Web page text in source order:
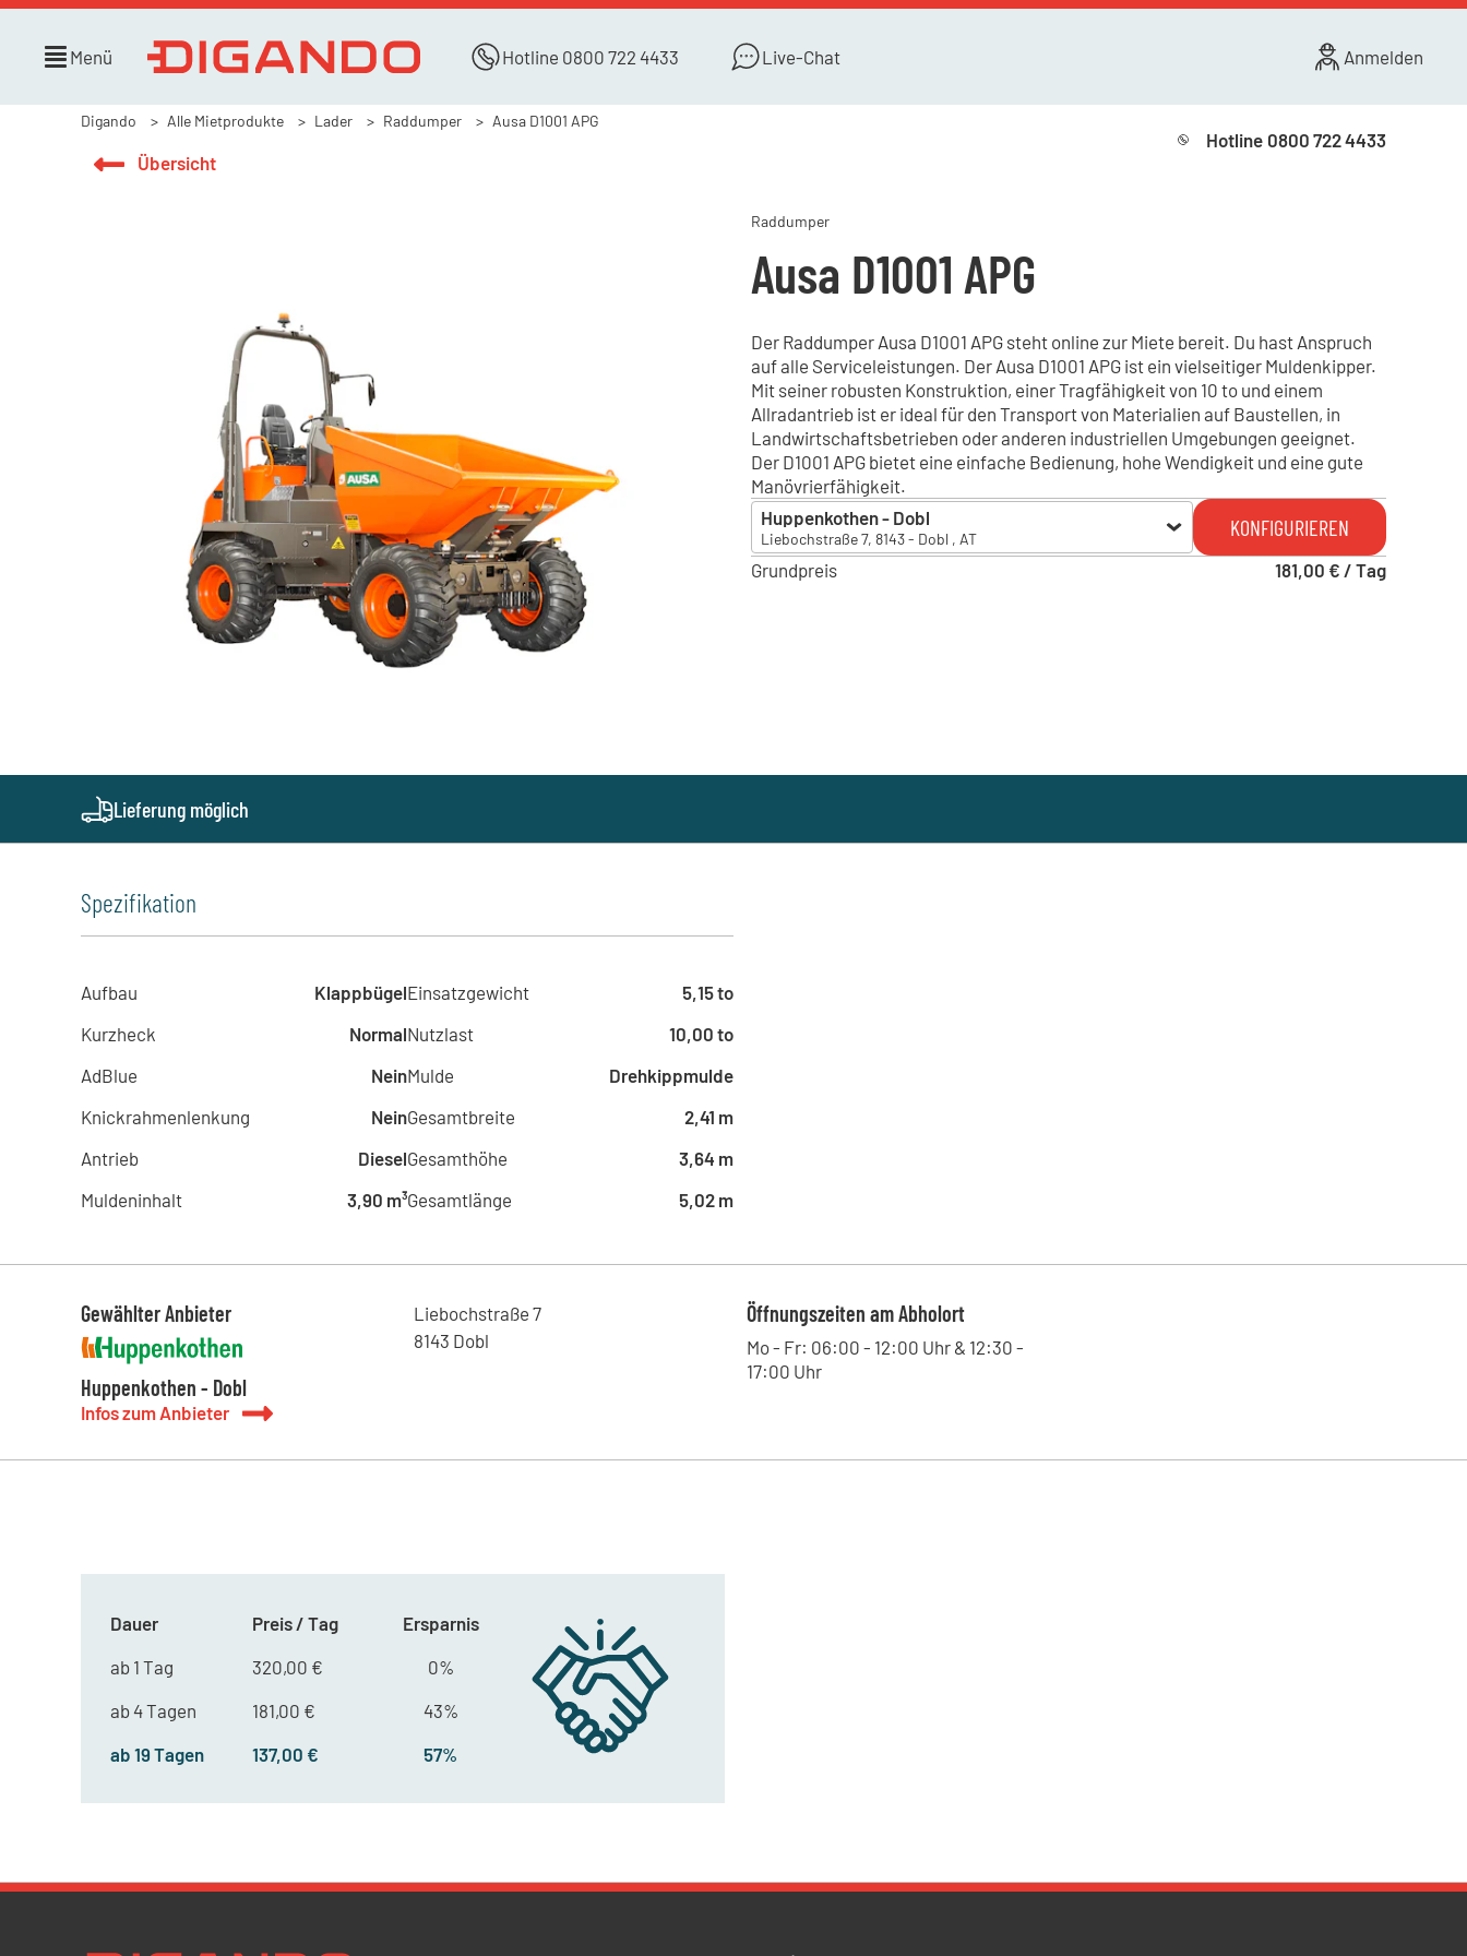
Menü Hotline 0800 722 4433 Live-Chat Anmelden
Digando Alle Mietprodukte Lader Raddumper Ausa D1001 APG
Übersicht
Hotline 0800 722 4433
Raddumper
Ausa D1001 APG
Der Raddumper Ausa D1001 APG steht online zur Miete bereit. Du hast Anspruch
auf alle Serviceleistungen. Der Ausa D1001 APG ist ein vielseitiger Muldenkipper.
Mit seiner robusten Konstruktion, einer Tragfähigkeit von 10 to und einem
Allradantrieb ist er ideal für den Transport von Materialien auf Baustellen, in
Landwirtschaftsbetrieben oder anderen industriellen Umgebungen geeignet.
Der D1001 APG bietet eine einfache Bedienung, hohe Wendigkeit und eine gute
Manövrierfähigkeit.
Huppenkothen - Dobl
Liebochstraße 7, 8143 - Dobl , AT
Huppenkothen - Dobl
KONFIGURIEREN
Grundpreis 181,00 € / Tag
Lieferung möglich
Spezifikation
Aufbau
Klappbügel
Kurzheck
Normal
AdBlue
Nein
Knickrahmenlenkung
Nein
Antrieb
Diesel
Muldeninhalt
3,90 m³
Einsatzgewicht
5,15 to
Nutzlast
10,00 to
Mulde
Drehkippmulde
Gesamtbreite
2,41 m
Gesamthöhe
3,64 m
Gesamtlänge
5,02 m
Gewählter Anbieter
Huppenkothen - Dobl
Infos zum Anbieter
Liebochstraße 7
8143 Dobl
Öffnungszeiten am Abholort
Mo - Fr: 06:00 - 12:00 Uhr & 12:30 -
17:00 Uhr
Dauer Preis / Tag
Ersparnis
ab 1 Tag
320,00 €
0%
ab 4 Tagen
181,00 €
43%
ab 19 Tagen
137,00 € 57%